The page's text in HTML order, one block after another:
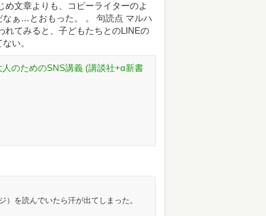
文章よりも、コピーライターのよ
なぁ…とおもった。 。 句読点 マルハ
てみると、子どもたちとのLINEの
い。
のためのSNS講義 (講談社+α新書
）を読んでいたら汗が出てしまった。